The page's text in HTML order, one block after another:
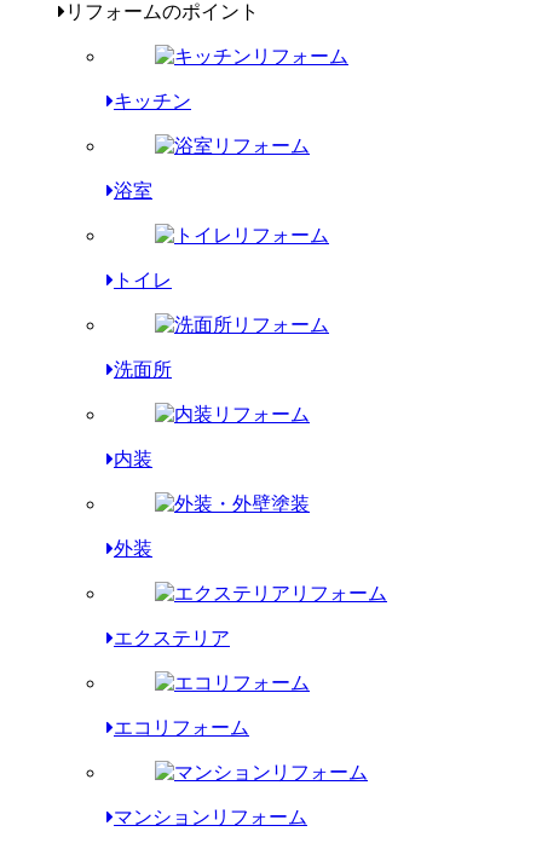
リフォームのポイント
キッチン
浴室
トイレ
洗面所
内装
外装
エクステリア
エコリフォーム
マンションリフォーム